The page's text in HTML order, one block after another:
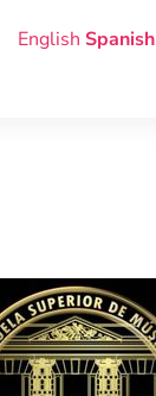
English Spanish